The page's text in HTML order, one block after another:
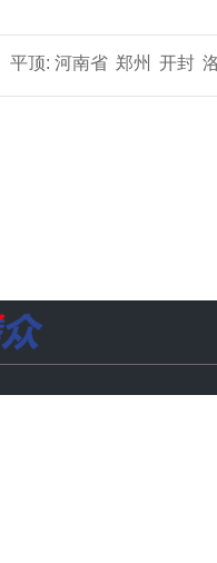
平顶: 河南省 郑州 开封